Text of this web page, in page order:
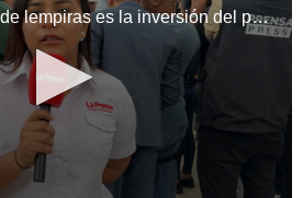
Más de 15 millones de lempiras es la inversión del proyecto de construcción del Sistema de aguas lluvias de la colonia Honduras